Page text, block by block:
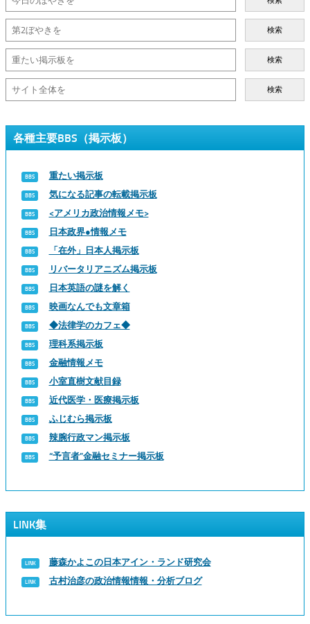
検索
検索
検索
各種主要BBS（掲示板）
重たい掲示板
気になる記事の転載掲示板
<アメリカ政治情報メモ>
日本政界●情報メモ
「在外」日本人掲示板
リバータリアニズム掲示板
日本英語の謎を解く
映画なんでも文章箱
◆法律学のカフェ◆
理科系掲示板
金融情報メモ
小室直樹文献目録
近代医学・医療掲示板
ふじむら掲示板
辣腕行政マン掲示板
“予言者”金融セミナー掲示板
LINK集
藤森かよこの日本アイン・ランド研究会
古村治彦の政治情報情報・分析ブログ